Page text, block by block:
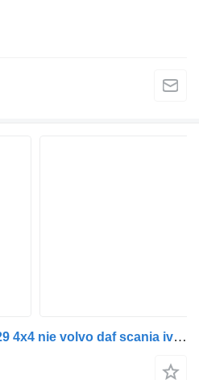
Mercedes-Benz Axor 1829 4x4 nie volvo daf scania iveco actros export